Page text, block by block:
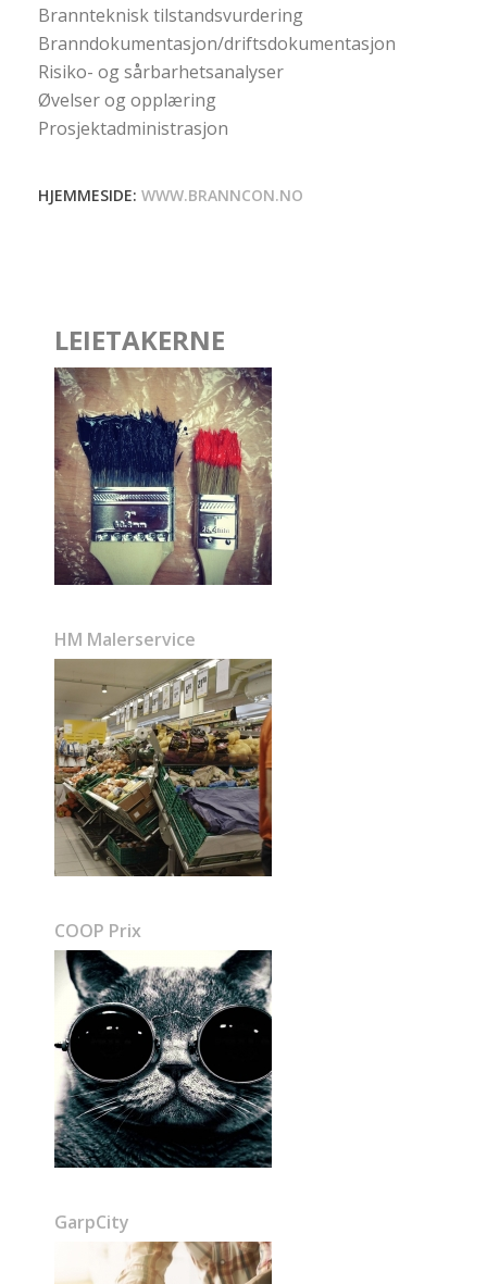
Brannteknisk tilstandsvurdering
Branndokumentasjon/driftsdokumentasjon
Risiko- og sårbarhetsanalyser
Øvelser og opplæring
Prosjektadministrasjon
HJEMMESIDE: WWW.BRANNCON.NO
LEIETAKERNE
HM Malerservice
COOP Prix
GarpCity